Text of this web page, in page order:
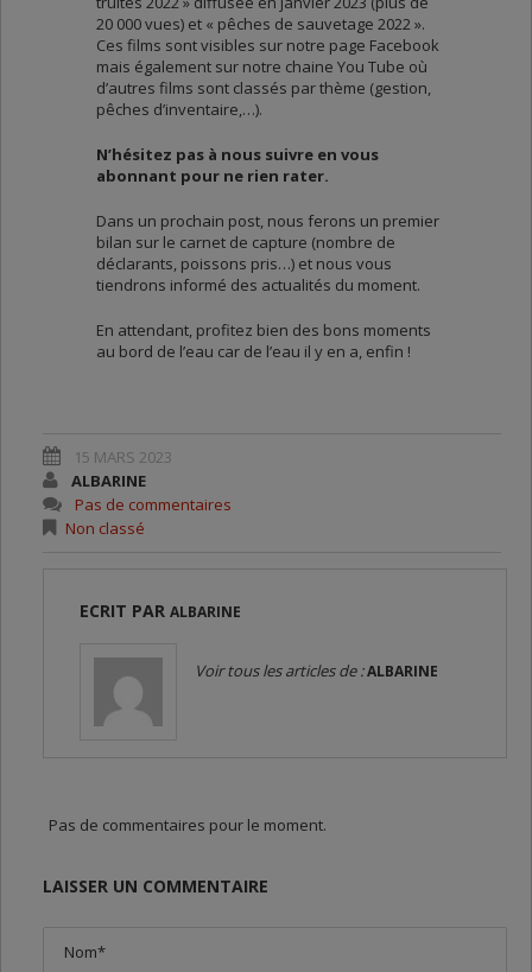
20 000 vues) et « pêches de sauvetage 2022 ».
Ces films sont visibles sur notre page Facebook
mais également sur notre chaine You Tube où
d’autres films sont classés par thème (gestion,
pêches d’inventaire,…).
N’hésitez pas à nous suivre en vous
abonnant pour ne rien rater.
Dans un prochain post, nous ferons un premier
bilan sur le carnet de capture (nombre de
déclarants, poissons pris…) et nous vous
tiendrons informé des actualités du moment.
En attendant, profitez bien des bons moments
au bord de l’eau car de l’eau il y en a, enfin !
15 MARS 2023
ALBARINE
Pas de commentaires
Non classé
ECRIT PAR ALBARINE
Voir tous les articles de :ALBARINE
Pas de commentaires pour le moment.
LAISSER UN COMMENTAIRE